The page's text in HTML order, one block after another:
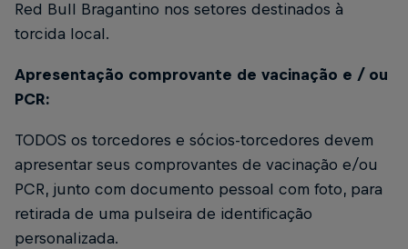
Red Bull Bragantino nos setores destinados à
torcida local.
Apresentação comprovante de vacinação e / ou
PCR:
TODOS os torcedores e sócios-torcedores devem
apresentar seus comprovantes de vacinação e/ou
PCR, junto com documento pessoal com foto, para
retirada de uma pulseira de identificação
personalizada.